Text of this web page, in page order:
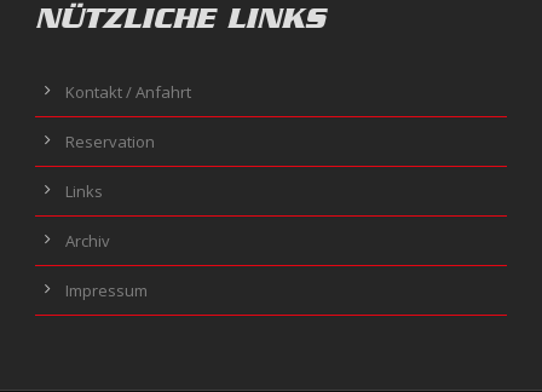
NÜTZLICHE LINKS
Kontakt / Anfahrt
Reservation
Links
Archiv
Impressum